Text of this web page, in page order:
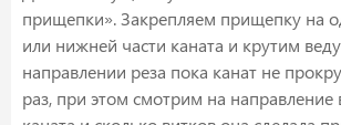
прищепки». Закрепляем прищепку на
или нижней части каната и крутим
направлении реза пока канат не
раз, при этом смотрим на